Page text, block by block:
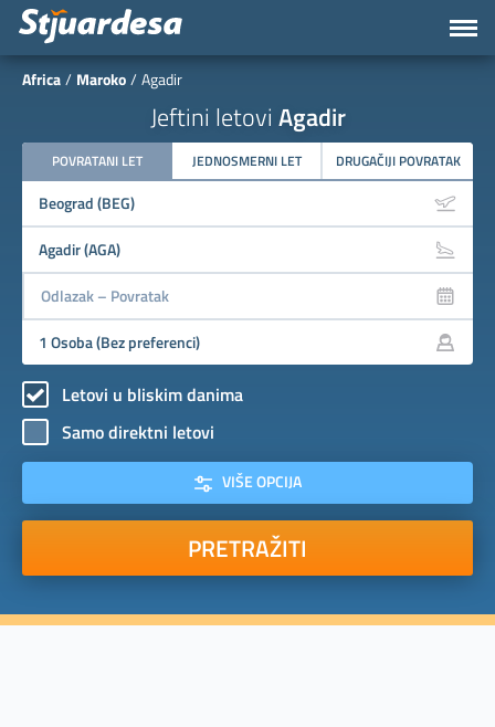
Africa Maroko Agadir
Jeftini letovi Agadir
POVRATANI LET JEDNOSMERNI LET DRUGAČIJI POVRATAK
Letovi u bliskim danima
Samo direktni letovi
VIŠE OPCIJA
PRETRAŽITI